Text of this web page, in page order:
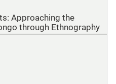
Approaching the
through Ethnography